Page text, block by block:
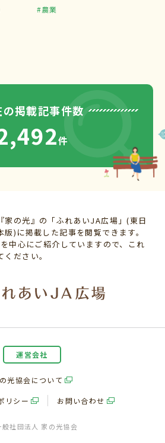
#農業
の掲載記事件数
件
家の光』の「ふれあいJA広場」(東日
)に掲載した記事を閲覧できます。
中心にご紹介していますので、これ
ださい。
運営会社
光協会について
リシー お問い合わせ
社団法人 家の光協会